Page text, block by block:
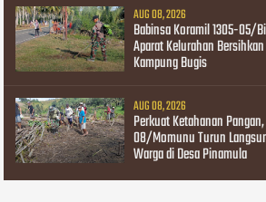
AUG 08, 2026
Babinsa Koramil 1305-05/
Aparat Kelurahan
Kampung Bugis
AUG 08, 2026
Perkuat Ketahanan
08/Momunu Turun
Warga di Desa Pinamula